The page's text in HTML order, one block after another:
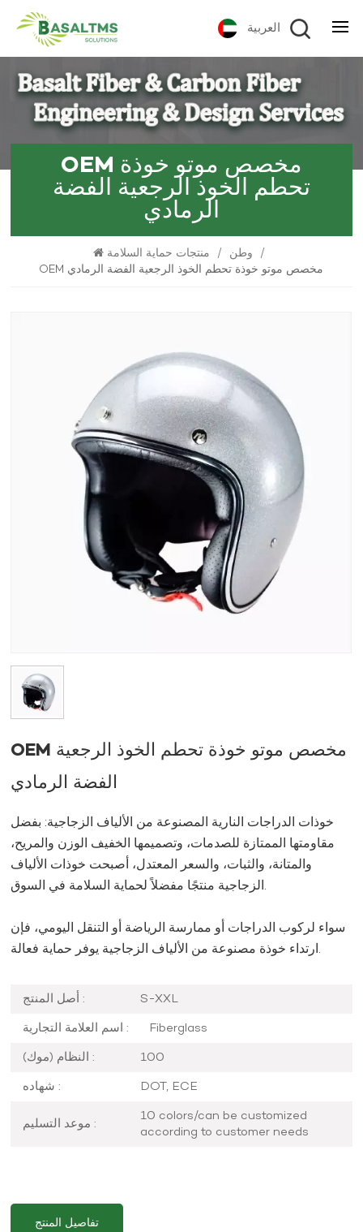
العربية
OEM مخصص موتو خوذة
تحطم الخوذ الرجعية الفضة
الرمادي
وطن / منتجات حماية السلامة
/
OEM مخصص موتو خوذة تحطم الخوذ الرجعية الفضة الرمادي
OEM مخصص موتو خوذة تحطم الخوذ الرجعية
الفضة الرمادي
خوذات الدراجات النارية المصنوعة من الألياف الزجاجية: بفضل
مقاومتها الممتازة للصدمات، وتصميمها الخفيف الوزن والمريح،
والمتانة، والثبات، والسعر المعتدل، أصبحت خوذات الألياف
الزجاجية منتجًا مفضلاً لحماية السلامة في السوق.
سواء لركوب الدراجات أو ممارسة الرياضة أو التنقل اليومي، فإن
ارتداء خوذة مصنوعة من الألياف الزجاجية يوفر حماية فعالة.
أصل المنتج :
S-XXL
اسم العلامة التجارية :
Fiberglass
النظام (موك) :
100
شهاده :
DOT, ECE
موعد التسليم :
10 colors/can be customized
according to customer needs
تفاصيل المنتج